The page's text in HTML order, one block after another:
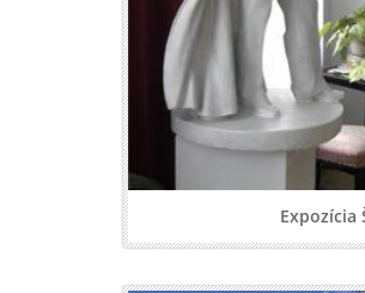
Expozícia